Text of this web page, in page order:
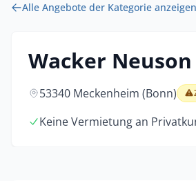
Alle Angebote der Kategorie anzeigen
Wacker
53340 Meckenheim (Bonn)
Keine Vermietung an